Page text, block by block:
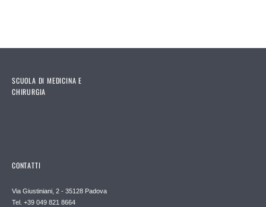
SCUOLA DI MEDICINA E
CHIRURGIA
CONTATTI
Via Giustiniani, 2 - 35128 Padova
Tel. +39 049 821 8664